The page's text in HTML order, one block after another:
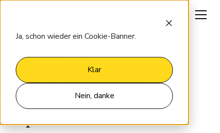
Ja, schon wieder ein Cookie-Banner.
Klar
Nein, danke
RATENVERWALTUNG
Preise strukturiert
aufbauen und flexibel